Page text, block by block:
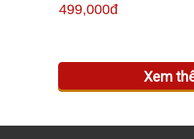
499,000đ
Xem